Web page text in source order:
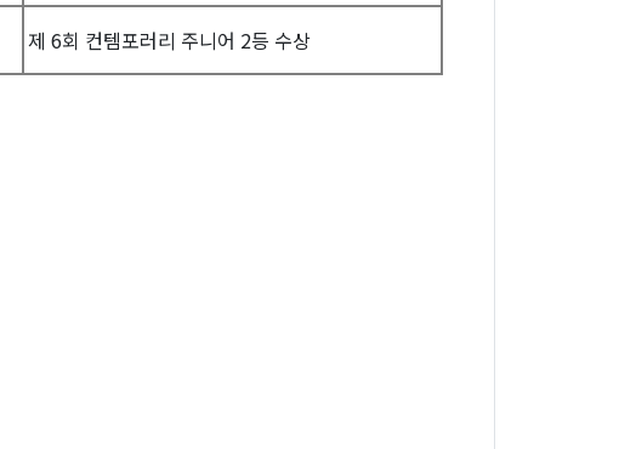
제 6회 컨템포러리 주니어 2등 수상